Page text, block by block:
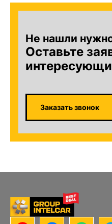
Не нашли
Оставьте
Заказать звонок